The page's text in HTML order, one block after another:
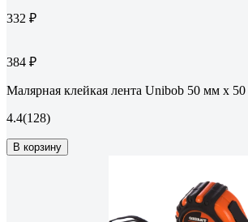
332 ₽
384 ₽
Малярная клейкая лента Unibob 50 мм х
4.4(128)
В корзину